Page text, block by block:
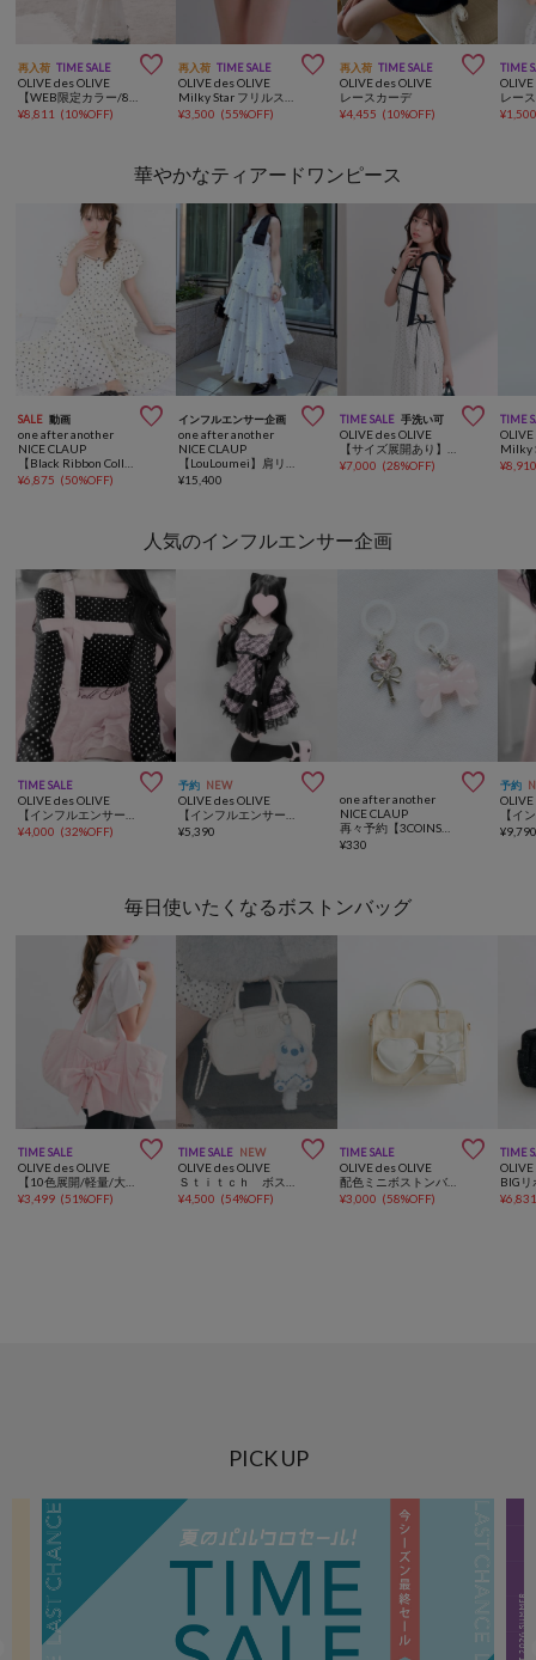
再入荷 TIME SALE 
OLIVE des OLIVE
¥8,811 (10%OFF)
再入荷 TIME SALE 
OLIVE des OLIVE
¥3,500 (55%OFF)
再入荷 TIME SALE 
OLIVE des OLIVE
レースカーデ
¥4,455 (10%OFF)
TIME
¥
華やかなティアードワンピース
SALE 動画 
one after another
NICE CLAUP
¥6,875 (50%OFF)
インフルエンサー企画 
one after another
NICE CLAUP
¥15,400
TIME SALE 手洗い可 
OLIVE des OLIVE
¥7,000 (28%OFF)
TIME
¥
人気のインフルエンサー企画
TIME SALE 
OLIVE des OLIVE
【インフルエンサー企画/着映え】miko present ribbon tops
¥4,000 (32%OFF)
予約 NEW 
OLIVE des OLIVE
【インフルエンサー企画】miko many frill bolero
¥5,390

one after another
NICE CLAUP
再々予約【3COINSコラボ】2Pめじるしチャーム
¥330
予約
¥
毎日使いたくなるボストンバッグ
TIME SALE 
OLIVE des OLIVE
¥3,499 (51%OFF)
TIME SALE NEW 
OLIVE des OLIVE
¥4,500 (54%OFF)
TIME SALE 
OLIVE des OLIVE
配色ミニボストンバッグ
¥3,000 (58%OFF)
TIME
¥
PICK UP